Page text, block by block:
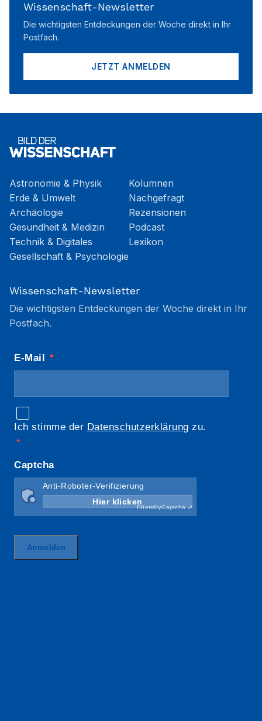
Wissenschaft-Newsletter
Die wichtigsten Entdeckungen der Woche direkt in Ihr
Postfach.
JETZT ANMELDEN
Astronomie & Physik
Erde & Umwelt
Archäologie
Gesundheit & Medizin
Technik & Digitales
Gesellschaft & Psychologie
Kolumnen
Nachgefragt
Rezensionen
Podcast
Lexikon
Wissenschaft-Newsletter
Die wichtigsten Entdeckungen der Woche direkt in Ihr
Postfach.